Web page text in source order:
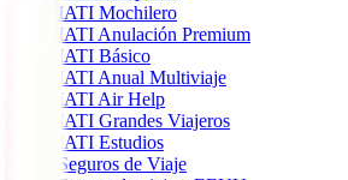
IATI Mochilero
IATI Anulación Premium
IATI Básico
IATI Anual Multiviaje
IATI Air Help
IATI Grandes Viajeros
IATI Estudios
Seguros de Viaje